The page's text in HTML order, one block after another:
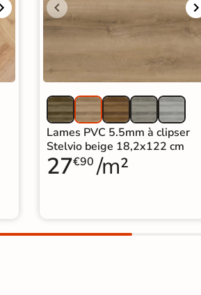
Lames PVC 5.5mm à clipser
Stelvio beige 18,2x122 cm
27€90 /m²